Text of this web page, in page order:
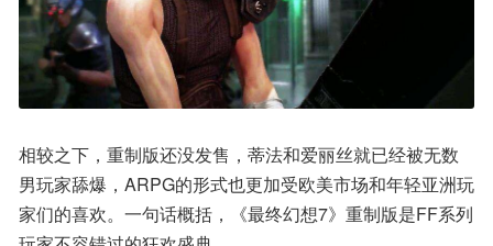
相较之下，重制版还没发售，蒂法和爱丽丝就已经被无数
男玩家舔爆，ARPG的形式也更加受欧美市场和年轻亚洲玩
家们的喜欢。一句话概括，《最终幻想7》重制版是FF系列